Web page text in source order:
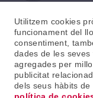
© 2026 ·
Utilitzem cookies
funcionament del
consentiment,
dades de les
agregades per
publicitat
dels seus hàbits